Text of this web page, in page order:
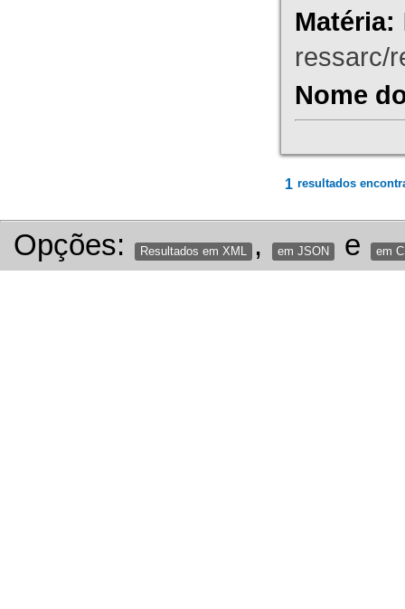
Matéria:
ressarc/
Nome
1 resultados
Opções: Resultados em XML , em JSON e em